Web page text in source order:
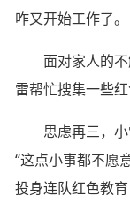
咋又开始工作了。
面对家人的
雷帮忙搜集一些
思虑再三，
“这点小事都不愿
投身连队红色教